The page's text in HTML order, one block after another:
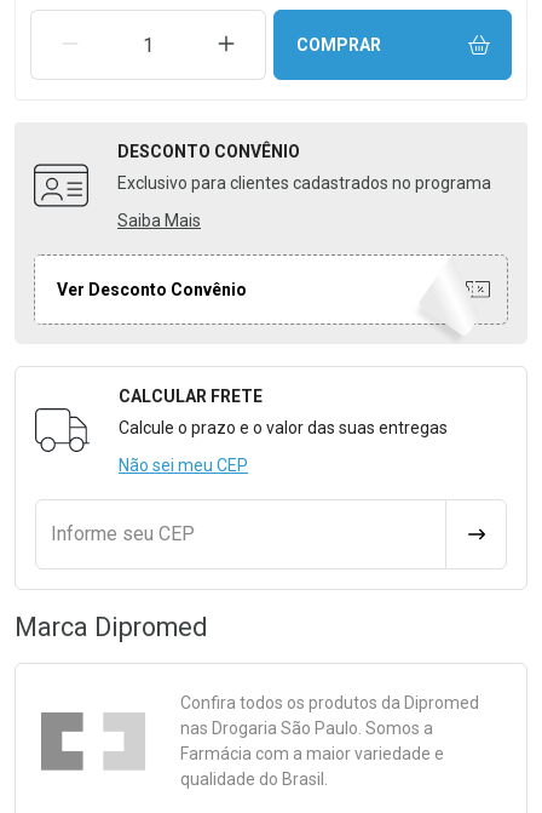
REMOVER UMA UNIDADEAUMENTAR UMA UNIDADE
COMPRAR
DESCONTO CONVÊNIO
Exclusivo para clientes cadastrados no programa
Saiba Mais
Ver Desconto Convênio
Formulário para Calcular o Frete
CALCULAR FRETE
Calcule o prazo e o valor das suas entregas
Não sei meu CEP
Informe seu CEP
Marca Dipromed
Confira todos os produtos da Dipromed
nas Drogaria São Paulo. Somos a
Farmácia com a maior variedade e
qualidade do Brasil.